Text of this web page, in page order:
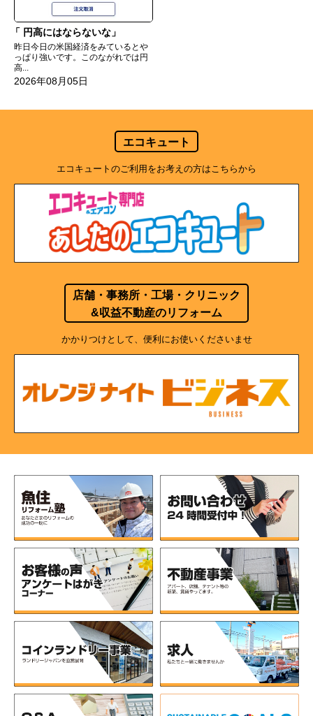
円高にはならないな
昨日今日の米国経済をみているとや
っぱり強いです。このながれでは円
高...
2026年08月05日
エコキュート
エコキュートのご利用をお考えの方はこちらから
店舗・事務所・工場・クリニック
&収益不動産のリフォーム
かかりつけとして、便利にお使いくださいませ